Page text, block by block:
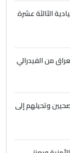
الثالثة عشرة
وتحيلهم إلى